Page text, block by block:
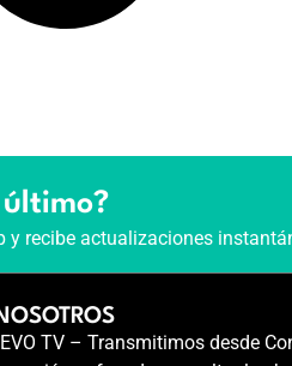
y recibe actualizaciones
TV – Transmitimos desde